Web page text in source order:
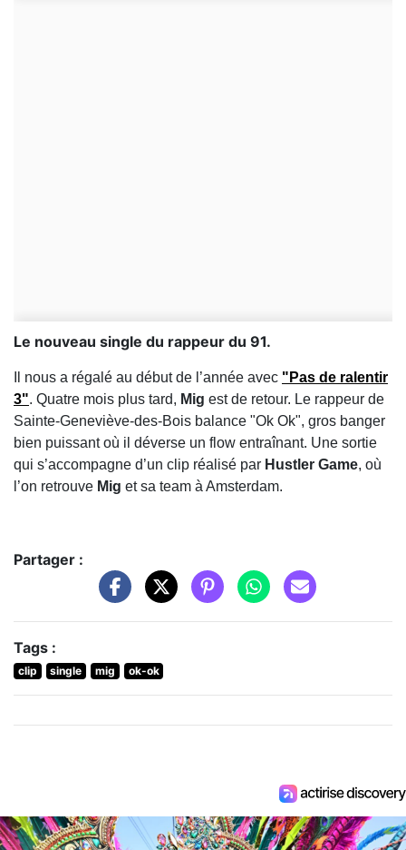
Le nouveau single du rappeur du 91.
Il nous a régalé au début de l’année avec "Pas de ralentir
3". Quatre mois plus tard, Mig est de retour. Le rappeur de
Sainte-Geneviève-des-Bois balance "Ok Ok", gros banger
bien puissant où il déverse un flow entraînant. Une sortie
qui s’accompagne d’un clip réalisé par Hustler Game, où
l’on retrouve Mig et sa team à Amsterdam.
Partager :
Tags :
clip single mig ok-ok